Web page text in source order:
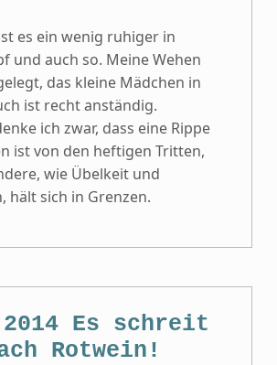
es ein wenig ruhiger in
und auch so. Meine Wehen
das kleine Mädchen in
ist recht anständig.
ich zwar, dass eine Rippe
ist von den heftigen Tritten,
wie Übelkeit und
hält sich in Grenzen.
Es schreit
Rotwein!